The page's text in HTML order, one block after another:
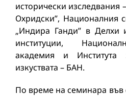
исторически изследвания
Охридски”, Националния
„Индира Ганди” в Делхи
институции,
академия и Института
изкуствата – БАН.
По време на семинара във